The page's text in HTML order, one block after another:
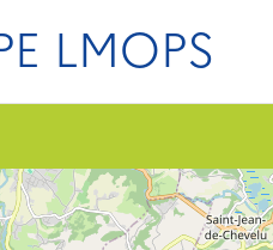
LMOPS